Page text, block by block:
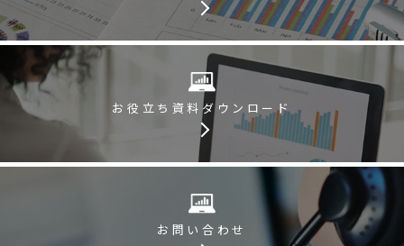
お役立ち資料 ダウンロード
お問い合わせ